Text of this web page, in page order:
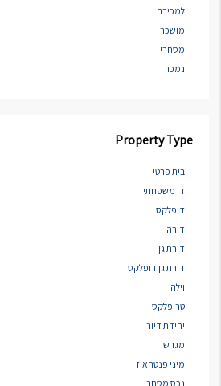
למכירה
מושכר
מסחרי
נמכר
Property Type
בית פרטי
דו משפחתי
דופלקס
דירה
דירת גן
דירת גן דופלקס
וילה
טריפלקס
יחידת דיור
מגרש
מיני פנטהאוז
נכס מסחרי